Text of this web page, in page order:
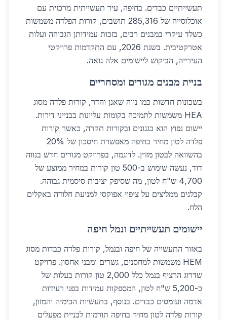
תעשייתיים כבדים. בחיפה, עיר תעשייתית מרכזית עם
אוכלוסייה של 285,316 תושבים, קורות הפלדה משמשות
כשלד עיקרי במבנים רבים, בזכות עמידותן הגבוהה ועלות
אטרקטיבית. בשנת 2026, עם התקדמות פרויקטי
העירייה, הביקוש ליישומים אלה גואה.
בניית מבנים מגורים ומסחריים
בשכונות חדשות כמו נווה שאנן והדר, קורות פלדה מסוג
HEA משמשות לתמיכה בקומות עליונות בבנייני דירות.
יישום נפוץ הוא בגגונים ובקורות תקרה, כאשר קורות
פלדה לטון מחיר בחיפה מאפשרת חיסכון של 20%
בהשוואה לבטון מזוין. לדוגמה, בפרויקט מגורים חדש בנווה
דוד, נעשה שימוש ב-500 טון קורות במחיר ממוצע של
4,700 ש"ח לטון, מה שסיפק יציבות סיסמית גבוהה.
קבלנים ממליצים על ציפוי אפוקסי למניעת חלודה באקלים
הלח.
יישומים תעשייתיים ונמל חיפה
באזור התעשייה של חיפה ובנמל, קורות פלדה כבדות מסוג
HEM משמשות למחסנים, גשרים ומבני אחסון. פרויקט
שדרוג הרציף בנמל כלל 2,000 טון קורות בעלות של
כ-5,200 ש"ח לטון, המספקות עמידות בפני רעידות
אדמה ועומסים כבדים. בנוסף, בתעשיות הכימיה והמזון,
קורות פלדה לטון מחיר בחיפה תורמות לבניית מפעלים